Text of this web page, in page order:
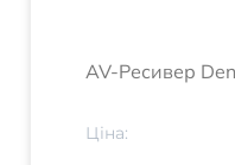
AV-Ресивер
Ціна: